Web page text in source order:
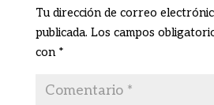
Tu dirección de correo
publicada. Los campos
con *